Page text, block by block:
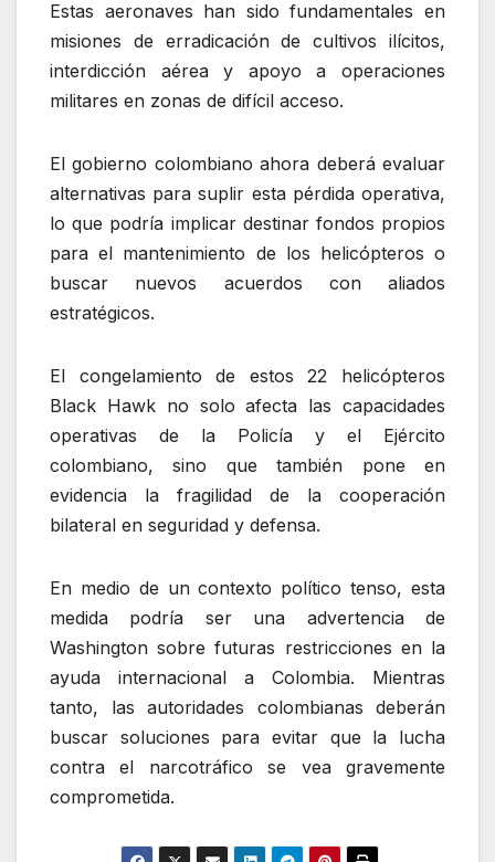
Estas aeronaves han sido fundamentales en
misiones de erradicación de cultivos ilícitos,
interdicción aérea y apoyo a operaciones
militares en zonas de difícil acceso.
El gobierno colombiano ahora deberá evaluar
alternativas para suplir esta pérdida operativa,
lo que podría implicar destinar fondos propios
para el mantenimiento de los helicópteros o
buscar nuevos acuerdos con aliados
estratégicos.
El congelamiento de estos 22 helicópteros
Black Hawk no solo afecta las capacidades
operativas de la Policía y el Ejército
colombiano, sino que también pone en
evidencia la fragilidad de la cooperación
bilateral en seguridad y defensa.
En medio de un contexto político tenso, esta
medida podría ser una advertencia de
Washington sobre futuras restricciones en la
ayuda internacional a Colombia. Mientras
tanto, las autoridades colombianas deberán
buscar soluciones para evitar que la lucha
contra el narcotráfico se vea gravemente
comprometida.